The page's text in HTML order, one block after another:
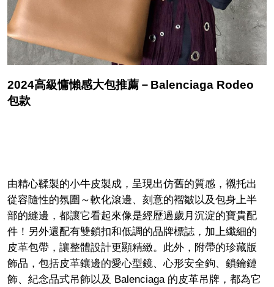
2024高級慵懶感大包推薦－Balenciaga Rodeo
包款
由精心鞣製的小牛皮製成，呈現出仿舊的質感，襯托出
從容隨性的氛圍～軟化滾邊、刻意的褶皺以及包身上半
部的縫邊，都讓它看起來像是經歷過歲月沉淀的寶貴配
件！另外還配有雙鎖扣和低調的品牌標誌，加上纖細的
皮革包帶，讓整體設計更顯精緻。此外，附帶的珍藏版
飾品，包括皮革鑲邊的愛心型鏡、心形安全鉤、鎖鑰鏈
飾、紀念品式吊飾以及 Balenciaga 的皮革吊牌，都為它